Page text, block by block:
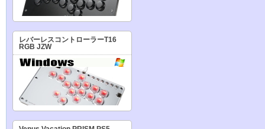
レバーレスコントローラーT16
RGB JZW